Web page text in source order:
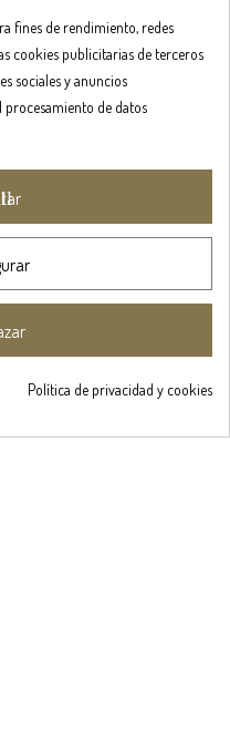
Obtén un 5%
de
fines de rendimiento, redes
cookies publicitarias de terceros
sociales y anuncios
procesamiento de datos
Política de privacidad y cookies